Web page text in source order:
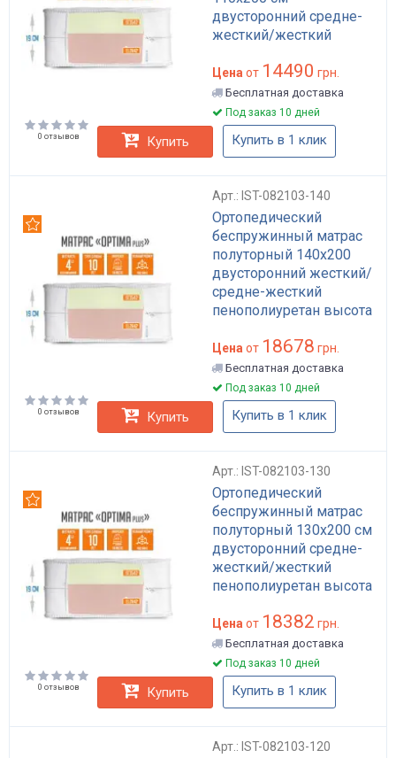
двусторонний средне-
жесткий/жесткий
Plus высота 19 см
Цена от 14490 грн.
Бесплатная доставка
Под заказ 10 дней
0 отзывов Купить Купить в 1 клик
Арт.: IST-082103-140
Ортопедический
беспружинный матрас
полуторный 140x200
двусторонний жесткий/
средне-жесткий
пенополиуретан высота
Цена от 18678 грн.
Бесплатная доставка
Под заказ 10 дней
0 отзывов Купить Купить в 1 клик
Арт.: IST-082103-130
Ортопедический
беспружинный матрас
полуторный 130x200 см
двусторонний средне-
жесткий/жесткий
пенополиуретан высота
Цена от 18382 грн.
Бесплатная доставка
Под заказ 10 дней
0 отзывов Купить Купить в 1 клик
Арт.: IST-082103-120